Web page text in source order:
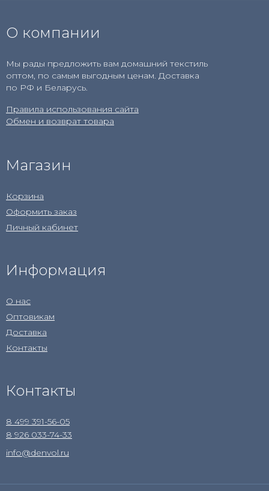
О компании
Мы рады предложить вам домашний текстиль
оптом, по самым выгодным ценам. Доставка
по РФ и Беларусь.
Правила использования сайта
Обмен и возврат товара
Магазин
Корзина
Оформить заказ
Личный кабинет
Информация
О нас
Оптовикам
Доставка
Контакты
Контакты
8 499 391-56-05
8 926 033-74-33
info@denvol.ru